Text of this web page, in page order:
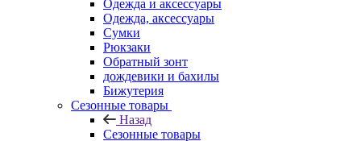
Одежда и аксессуары
Одежда, аксессуары
Сумки
Рюкзаки
Обратный зонт
дождевики и бахилы
Бижутерия
Сезонные товары
Назад
Сезонные товары